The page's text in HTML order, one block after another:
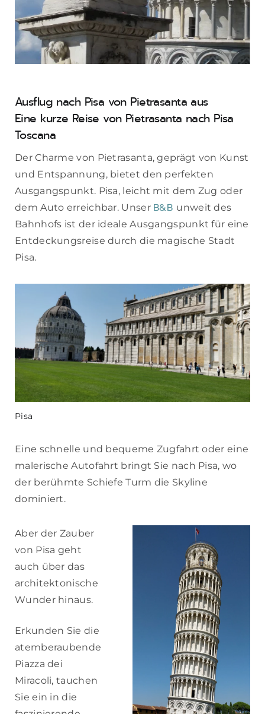
Ausflug nach Pisa von Pietrasanta aus
Eine kurze Reise von Pietrasanta nach Pisa
Toscana
Der Charme von Pietrasanta, geprägt von Kunst
und Entspannung, bietet den perfekten
Ausgangspunkt. Pisa, leicht mit dem Zug oder
dem Auto erreichbar. Unser B&B unweit des
Bahnhofs ist der ideale Ausgangspunkt für eine
Entdeckungsreise durch die magische Stadt
Pisa.
Pisa
Eine schnelle und bequeme Zugfahrt oder eine
malerische Autofahrt bringt Sie nach Pisa, wo
der berühmte Schiefe Turm die Skyline
dominiert.
Aber der Zauber
von Pisa geht
auch über das
architektonische
Wunder hinaus.
Erkunden Sie die
atemberaubende
Piazza dei
Miracoli, tauchen
Sie ein in die